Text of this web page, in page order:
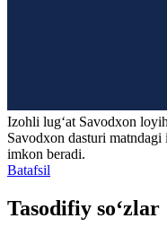
Izohli lugʻat Savodxon
Savodxon dasturi
imkon beradi.
Batafsil
Tasodifiy so‘zlar